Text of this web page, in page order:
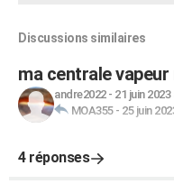
Discussions similaires
ma centrale
andre2022- 21 juin 2023
MOA355- 25 juin
4 réponses